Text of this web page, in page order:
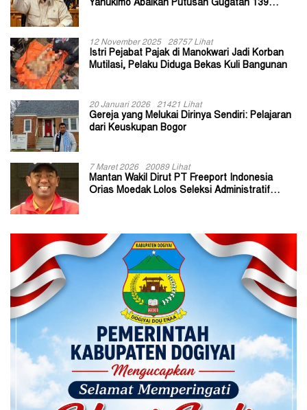
Yahukimo Abaikan Putusan Gugatan 139
12 November 2025 28757 Lihat
Istri Pejabat Pajak di Manokwari Jadi Korban
Mutilasi, Pelaku Diduga Bekas Kuli Bangunan
20 Januari 2026 21421 Lihat
Gereja yang Melukai Dirinya Sendiri: Pelajaran
dari Keuskupan Bogor
7 Maret 2026 20089 Lihat
Mantan Wakil Dirut PT Freeport Indonesia
Orias Moedak Lolos Seleksi Administratif